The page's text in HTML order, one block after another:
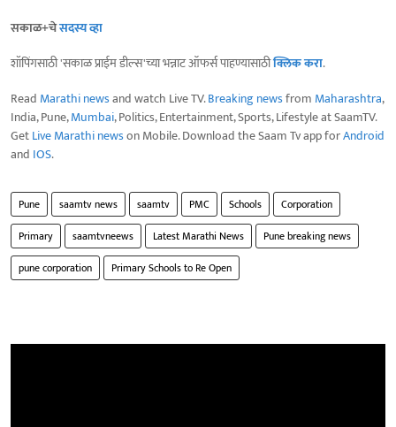
सकाळ+चेसदस्य व्हा
शॉपिंगसाठी 'सकाळ प्राईम डील्स'च्या भन्नाट ऑफर्स पाहण्यासाठीक्लिक करा.
Read Marathi newsand watch Live TV.Breaking newsfrom Maharashtra,
India, Pune,Mumbai, Politics, Entertainment, Sports, Lifestyle at SaamTV.
GetLive Marathi newson Mobile. Download the Saam Tv app forAndroid
and IOS.
Pune saamtv news saamtv PMC Schools
Corporation
Primary
saamtvneews Latest Marathi News
Pune breaking news
pune corporation
Primary Schools to Re Open